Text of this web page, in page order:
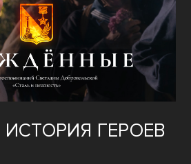
ИСТОРИЯ ГЕРОЕВ